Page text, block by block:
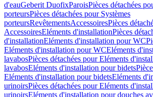
d'eauGeberit DuofixParoisPièces détachées
porteursPièces détachées pour Systèmes
porteursRevêtementsAccessoiresPièces
AccessoiresEléments d'installationPièces
d'installationEléments d'installation pour WC
Eléments d'installation pour WCEléments
lavabosPièces détachées pour Eléments
lavabosEléments d'installation pour bidets
Eléments d'installation pour bidetsEléments
urinoirsPièces détachées pour Eléments
urinoirsEléments d'installation pour douches